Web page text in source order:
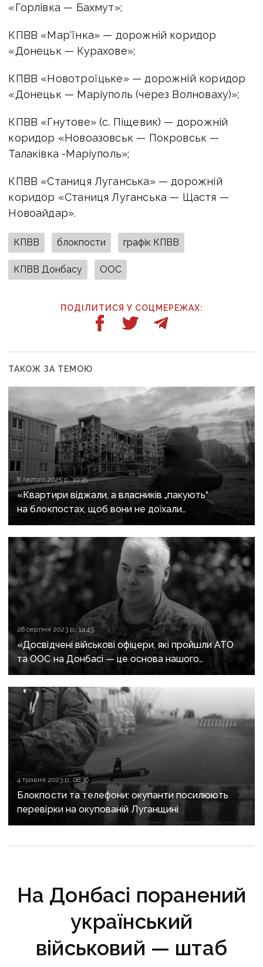
«Горлівка — Бахмут»;
КПВВ «Мар'їнка» — дорожній коридор
«Донецьк — Курахове»;
КПВВ «Новотроїцьке» — дорожній коридор
«Донецьк — Маріуполь (через Волноваху)»;
КПВВ «Гнутове» (с. Піщевик) — дорожній
коридор «Новоазовськ — Покровськ —
Талаківка -Маріуполь»;
КПВВ «Станиця Луганська» — дорожній
коридор «Станиця Луганська — Щастя —
Новоайдар».
КПВВ блокпости графік КПВВ
КПВВ Донбасу ООС
ПОДІЛИТИСЯ У СОЦМЕРЕЖАХ:
ТАКОЖ ЗА ТЕМОЮ
8 лютого 2025 р., 10:35
«Квартири віджали, а власників „пакують“
на блокпостах, щоб вони не доїхали
з документами додому»: маріупольці обурені
схематозом росіян
28 серпня 2023 р., 14:43
«Досвідчені військові офіцери, які пройшли АТО
та ООС на Донбасі — це основа нашого
війська», — командувач ОС ЗСУ Наєв
4 травня 2023 р., 08:36
Блокпости та телефони: окупанти посилюють
перевірки на окупованій Луганщині
На Донбасі поранений
український
військовий — штаб